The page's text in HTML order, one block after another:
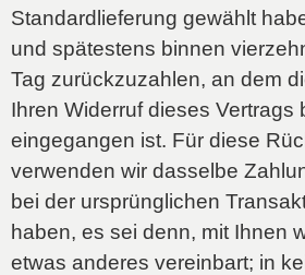
Standardlieferung gewählt
und spätestens binnen
Tag zurückzuzahlen, an dem
Ihren Widerruf dieses Vertrags
eingegangen ist. Für diese
verwenden wir dasselbe
bei der ursprünglichen
haben, es sei denn, mit Ihnen
etwas anderes vereinbart; in